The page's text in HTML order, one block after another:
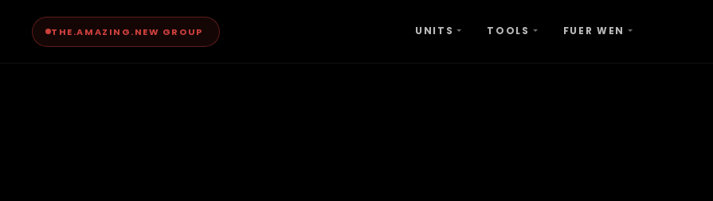
THE.AMAZING.NEW GROUP UNITS TOOLS FUER WEN